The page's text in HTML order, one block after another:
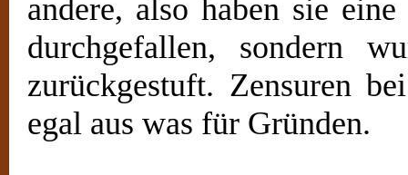
andere, also haben sie
durchgefallen, sondern
zurückgestuft. Zensuren
egal aus was für Gründen.